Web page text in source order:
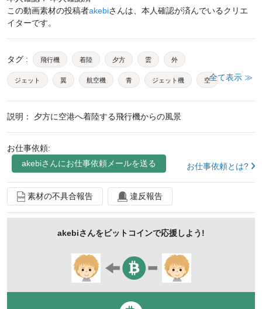
この動画素材の投稿者akebiさんは、本人確認が済んでいるクリエ
イターです。
タグ : 飛行機 着陸 夕方 雲 外
ジェット 翼 航空機 青 ジェット機 空
晴れ 快晴 曇り 群青 交通機関
フライト 窓 ジャンボ エアポート
航空会社 ca 機長 青い 空撮 風景
青色 自然 旅 飛行 交通 背景
スカイスケープ 観光
全て表示 ≫
説明： 夕方に空港へ着陸する飛行機からの風景
お仕事依頼:
akebiさんにお仕事依頼メールを送る お仕事依頼とは?
素材の不具合報告 違反報告
akebiさんをビットコインで応援しよう!